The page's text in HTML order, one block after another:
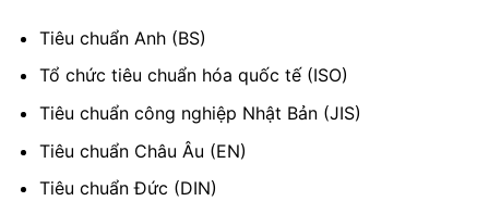
Tiêu chuẩn Anh (BS)
Tổ chức tiêu chuẩn hóa quốc tế (ISO)
Tiêu chuẩn công nghiệp Nhật Bản (JIS)
Tiêu chuẩn Châu Âu (EN)
Tiêu chuẩn Đức (DIN)